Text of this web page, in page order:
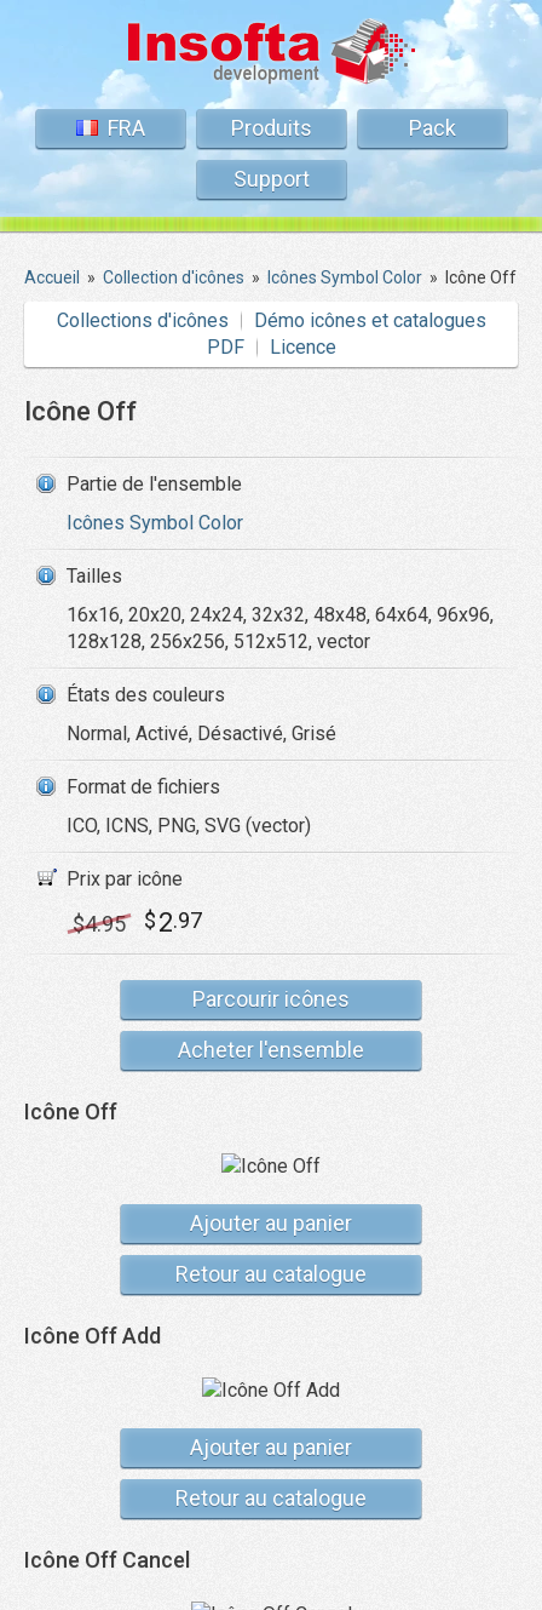
FRA Produits
Pack
Support
Accueil » Collection d'icônes » Icônes Symbol Color » Icône Off
Collections d'icônes
Démo icônes et catalogues
PDF
Licence
Icône Off
Partie de l'ensemble
Icônes Symbol Color
Tailles
16x16, 20x20, 24x24, 32x32, 48x48, 64x64, 96x96,
128x128, 256x256, 512x512, vector
États des couleurs
Normal, Activé, Désactivé, Grisé
Format de fichiers
ICO, ICNS, PNG, SVG (vector)
Prix par icône
$4.95 $2.97
Parcourir icônes
Acheter l'ensemble
Icône Off
Ajouter au panier
Retour au catalogue
Icône Off Add
Ajouter au panier
Retour au catalogue
Icône Off Cancel